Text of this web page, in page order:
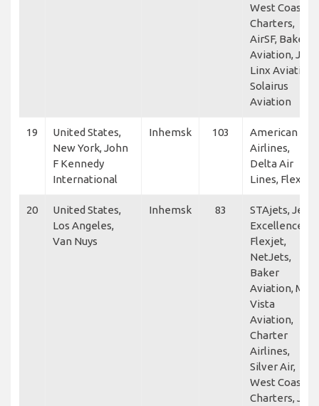
West Coast
Charters,
AirSF, Baker
Aviation, Jet
Linx Aviation,
Solairus
Aviation
19
United States,
New York, John
F Kennedy
International
Inhemsk 103
American
Airlines,
Delta Air
Lines, Flexjet
20
United States,
Los Angeles,
Van Nuys
Inhemsk 83
STAjets, Jet
Excellence,
Flexjet,
NetJets,
Baker
Aviation, Mira
Vista
Aviation,
Charter
Airlines,
Silver Air,
West Coast
Charters, Jet